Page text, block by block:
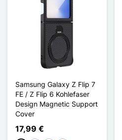
Samsung Galaxy Z Flip 7
FE / Z Flip 6 Kohlefaser
Design Magnetic Support
Cover
17,99 €